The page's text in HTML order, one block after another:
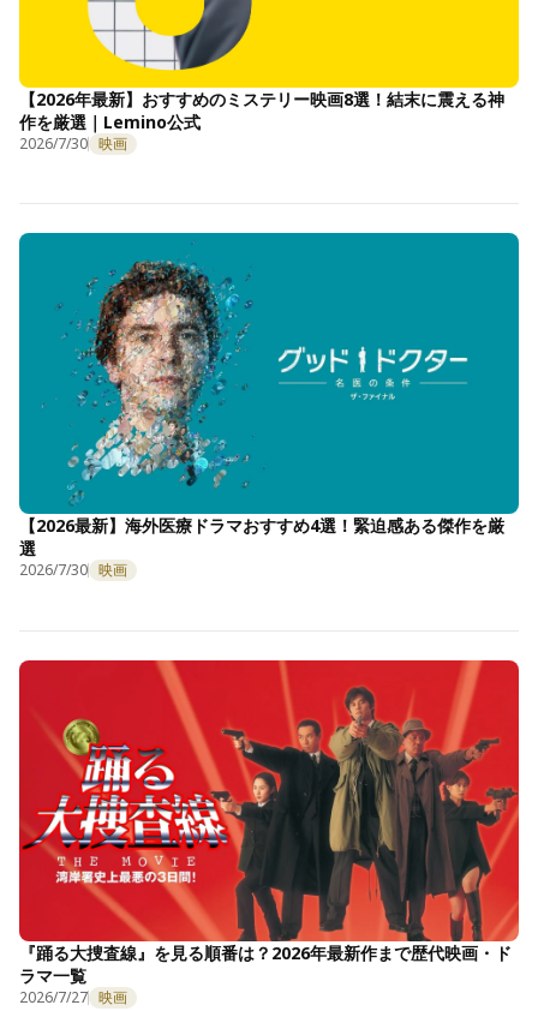
【2026年最新】おすすめのミステリー映画8選！結末に震える神
作を厳選｜Lemino公式
2026/7/30 映画
【2026最新】海外医療ドラマおすすめ4選！緊迫感ある傑作を厳
選
2026/7/30 映画
『踊る大捜査線』を見る順番は？2026年最新作まで歴代映画・ド
ラマ一覧
2026/7/27 映画